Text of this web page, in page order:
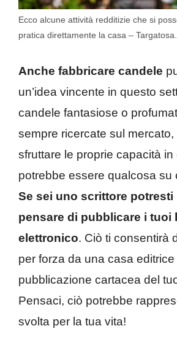
Ecco alcune attività redditizie che si
pratica direttamente la casa –
Anche fabbricare candele
un’idea vincente in questo
candele fantasiose o
sempre ricercate sul
sfruttare le proprie capacità
potrebbe essere qualcosa su
Se sei uno scrittore potresti
pensare di pubblicare i tuoi
elettronico. Ciò ti consentirà
per forza da una casa editrice
pubblicazione cartacea del
Pensaci, ciò potrebbe
svolta per la tua vita!